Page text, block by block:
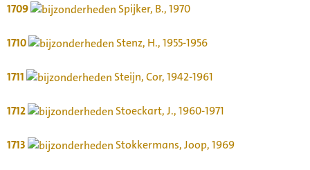
1709 Spijker, B., 1970
1710 Stenz, H., 1955-1956
1711 Steijn, Cor, 1942-1961
1712 Stoeckart, J., 1960-1971
1713 Stokkermans, Joop, 1969